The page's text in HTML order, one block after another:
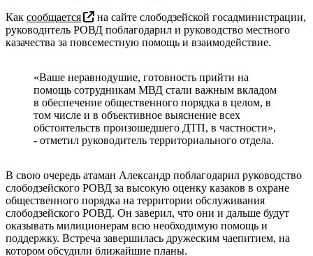
Как сообщается
на сайте слободзейской госадминистрации,
руководитель РОВД поблагодарил и руководство местного
казачества за повсеместную помощь и взаимодействие.
«Ваше неравнодушие, готовность прийти на
помощь сотрудникам МВД стали важным вкладом
в обеспечение общественного порядка в целом, в
том числе и в объективное выяснение всех
обстоятельств произошедшего ДТП, в частности»,
- отметил руководитель территориального отдела.
В свою очередь атаман Александр поблагодарил руководство
слободзейского РОВД за высокую оценку казаков в охране
общественного порядка на территории обслуживания
слободзейского РОВД. Он заверил, что они и дальше будут
оказывать милиционерам всю необходимую помощь и
поддержку. Встреча завершилась дружеским чаепитием, на
котором обсудили ближайшие планы.